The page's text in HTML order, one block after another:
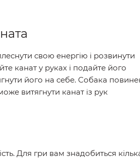
свою енергію і розвинути
канат у руках і подайте його
його на себе. Собака
витягнути канат із рук
Для гри вам знадобиться